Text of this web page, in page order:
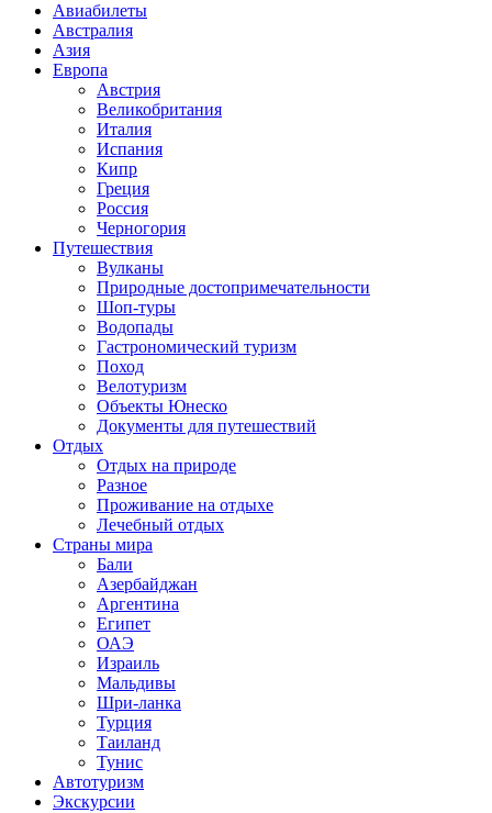
Авиабилеты
Австралия
Азия
Европа
Австрия
Великобритания
Италия
Испания
Кипр
Греция
Россия
Черногория
Путешествия
Вулканы
Природные достопримечательности
Шоп-туры
Водопады
Гастрономический туризм
Поход
Велотуризм
Объекты Юнеско
Документы для путешествий
Отдых
Отдых на природе
Разное
Проживание на отдыхе
Лечебный отдых
Страны мира
Бали
Азербайджан
Аргентина
Египет
ОАЭ
Израиль
Мальдивы
Шри-ланка
Турция
Таиланд
Тунис
Автотуризм
Экскурсии